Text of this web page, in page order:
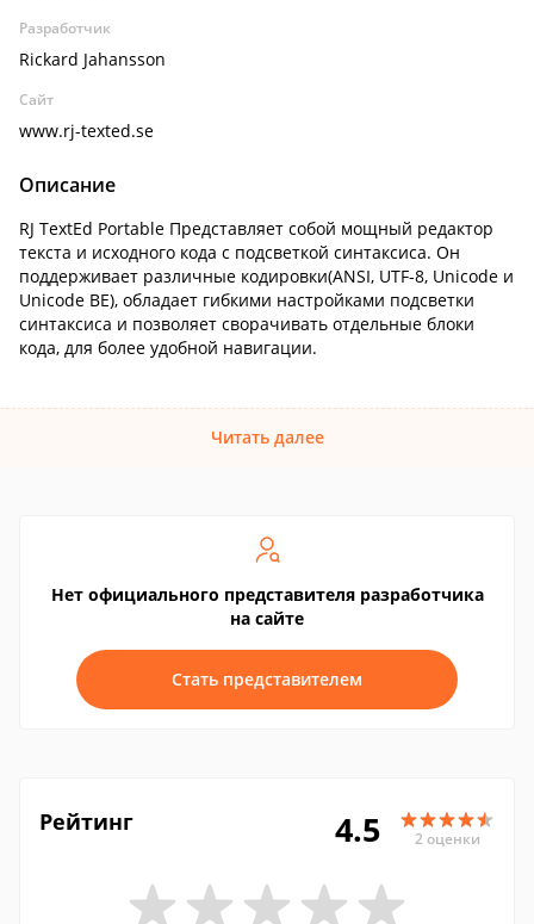
Разработчик
Rickard Jahansson
Сайт
www.rj-texted.se
Описание
RJ TextEd Portable Представляет собой мощный редактор
текста и исходного кода с подсветкой синтаксиса. Он
поддерживает различные кодировки(ANSI, UTF-8, Unicode и
Unicode BE), обладает гибкими настройками подсветки
синтаксиса и позволяет сворачивать отдельные блоки
кода, для более удобной навигации.
Читать далее
Нет официального представителя разработчика
на сайте
Стать представителем
Рейтинг 4.5 2 оценки